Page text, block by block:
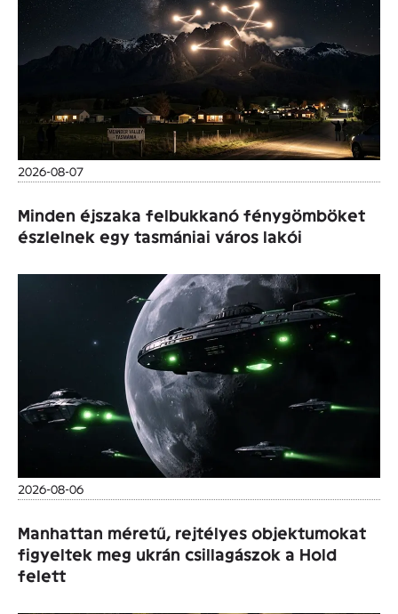
2026-08-07
Minden éjszaka felbukkanó fénygömböket
észlelnek egy tasmániai város lakói
2026-08-06
Manhattan méretű, rejtélyes objektumokat
figyeltek meg ukrán csillagászok a Hold
felett